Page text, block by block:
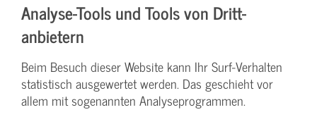
Analyse-Tools und Tools von Dritt­
anbietern
Beim Besuch dieser Website kann Ihr Surf-Verhalten
statistisch ausgewertet werden. Das geschieht vor
allem mit sogenannten Analyseprogrammen.